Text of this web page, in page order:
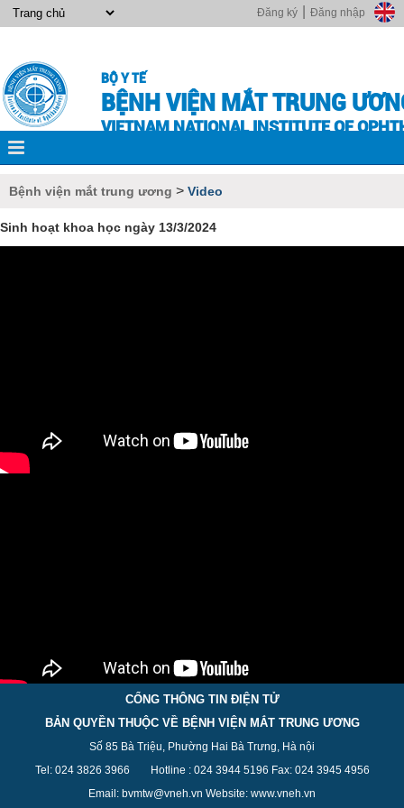
Đăng nhập
Đăng ký
BỘ Y TẾ
BỆNH VIỆN MẮT TRUNG
VIETNAM NATIONAL INSTITUTE OF
Bệnh viện mắt trung ương > Video
Sinh hoạt khoa học ngày 13/3/2024
CỔNG THÔNG TIN ĐIỆN TỬ
BẢN QUYỀN THUỘC VỀ BỆNH VIỆN MẮT TRUNG ƯƠNG
Số 85 Bà Triệu, Phường Hai Bà Trưng, Hà nội
Tel: 024 3826 3966 Hotline : 024 3944 5196 Fax: 024 3945 4956
Email: bvmtw@vneh.vn Website: www.vneh.vn